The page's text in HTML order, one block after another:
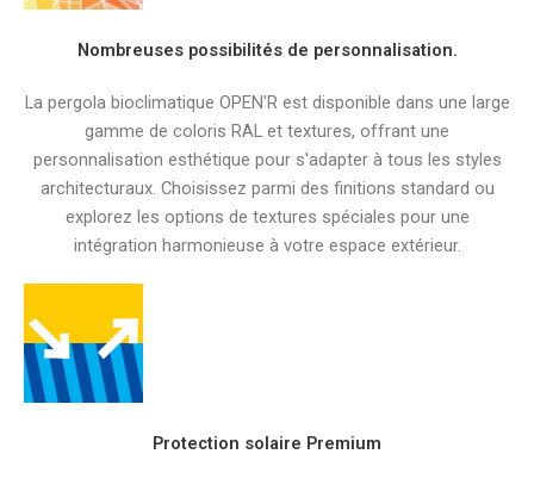
Nombreuses possibilités de personnalisation.
La pergola bioclimatique OPEN'R est disponible dans une large
gamme de coloris RAL et textures, offrant une
personnalisation esthétique pour s'adapter à tous les styles
architecturaux. Choisissez parmi des finitions standard ou
explorez les options de textures spéciales pour une
intégration harmonieuse à votre espace extérieur.
Protection solaire Premium